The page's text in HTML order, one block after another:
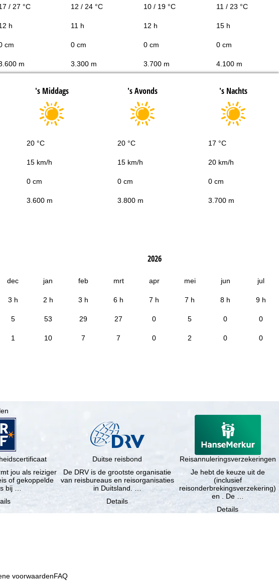
/ 27 °C 12 / 24 °C 10 / 19 °C 11 / 23 °C
h 11 h 12 h 15 h
cm 0 cm 0 cm 0 cm
m 3.300 m 3.700 m 4.100 m
's Middags 's Avonds 's Nachts
20 °C 20 °C 17 °C
15 km/h 15 km/h 20 km/h
0 cm 0 cm 0 cm
3.600 m 3.800 m 3.700 m
2026
dec jan feb mrt apr mei jun jul
3 h 2 h 3 h 6 h 7 h 7 h 8 h 9 h
5 53 29 27 0 5 0 0
1 10 7 7 0 2 0 0
jou als reiziger
bij …
Duitse reisbond
De DRV is de grootste organisatie
van reisbureaus en reisorganisaties
in Duitsland. …
Details
Reisannuleringsverzekeringen
Je hebt de keuze uit de
(inclusief
reisonderbrekingsverzekering)
en . De …
Details
voorwaardenFAQ